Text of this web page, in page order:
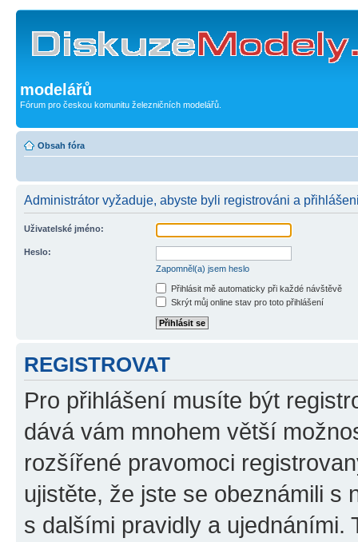
modelářů
Fórum pro českou komunitu železničních modelářů.
Obsah fóra
Administrátor vyžaduje, abyste byli registrováni a
Uživatelské jméno:
Heslo:
Zapomněl(a) jsem heslo
Přihlásit mě automaticky při každé návštěvě
Skrýt můj online stav pro toto přihlášení
REGISTROVAT
Pro přihlášení musíte být
dává vám mnohem větší
rozšířené pravomoci
ujistěte, že jste se obeznámili s
s dalšími pravidly a ujednáními.